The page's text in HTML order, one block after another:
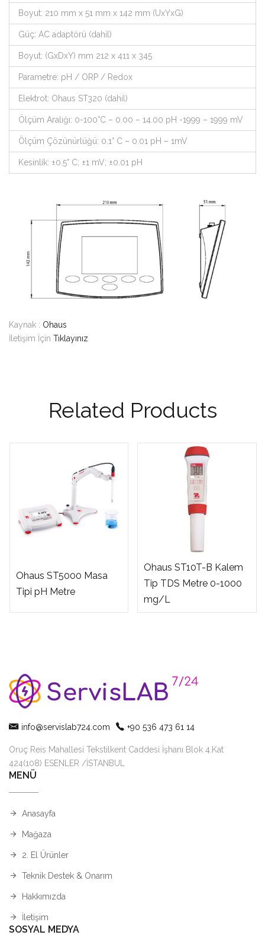
Boyut: 210 mm x 51 mm x 142 mm (UxYxG)
Güç: AC adaptörü (dahil)
Boyut: (GxDxY) mm 212 x 411 x 345
Parametre: pH / ORP / Redox
Elektrot: Ohaus ST320 (dahil)
Ölçüm Aralığı: 0-100°C – 0.00 – 14.00 pH -1999 – 1999 mV
Ölçüm Çözünürlüğü: 0.1° C – 0.01 pH – 1mV
Kesinlik: ±0.5° C; ±1 mV; ±0.01 pH
Kaynak : Ohaus
İletişim İçin Tıklayınız
Related Products
Ohaus ST5000 Masa
Tipi pH Metre
Ohaus ST10T-B Kalem
Tip TDS Metre 0-1000
mg/L
info@servislab724.com +90 536 473 61 14
Oruç Reis Mahallesi Tekstilkent Caddesi İşhanı Blok 4.Kat
424(108) ESENLER /İSTANBUL
MENÜ
Anasayfa
Mağaza
2. El Ürünler
Teknik Destek & Onarım
Hakkımızda
İletişim
SOSYAL MEDYA